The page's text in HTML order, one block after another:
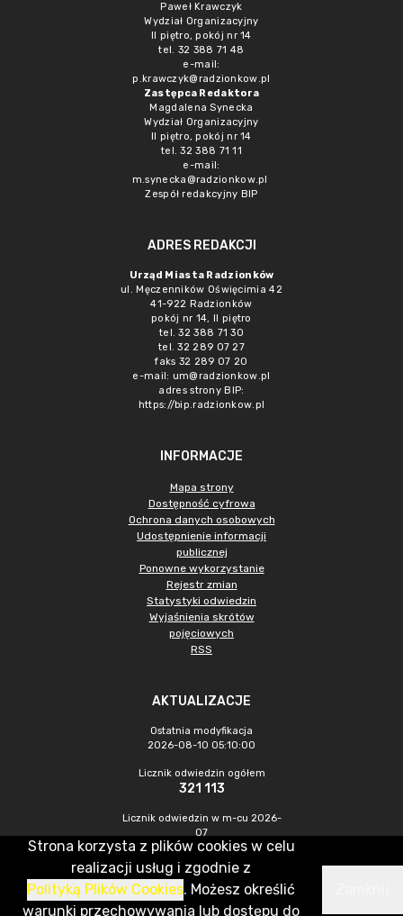
Paweł Krawczyk
Wydział Organizacyjny
II piętro, pokój nr 14
tel. 32 388 71 48
e-mail:
p.krawczyk@radzionkow.pl
Zastępca Redaktora
Magdalena Synecka
Wydział Organizacyjny
II piętro, pokój nr 14
tel. 32 388 71 11
e-mail:
m.synecka@radzionkow.pl
Zespół redakcyjny BIP
ADRES REDAKCJI
Urząd Miasta Radzionków
ul. Męczenników Oświęcimia 42
41-922 Radzionków
pokój nr 14, II piętro
tel. 32 388 71 30
tel. 32 289 07 27
faks 32 289 07 20
e-mail: um@radzionkow.pl
adres strony BIP:
https://bip.radzionkow.pl
INFORMACJE
Mapa strony
Dostępność cyfrowa
Ochrona danych osobowych
Udostępnienie informacji
publicznej
Ponowne wykorzystanie
Rejestr zmian
Statystyki odwiedzin
Wyjaśnienia skrótów
pojęciowych
RSS
AKTUALIZACJE
Ostatnia modyfikacja
2026-08-10 05:10:00
Licznik odwiedzin ogółem
321 113
Licznik odwiedzin w m-cu 2026-
07
1 172
CMS & Hosting: Nefeni Sp. z o.o.
Strona korzysta z plików cookies w celu
realizacji usług i zgodnie z
Polityką Plików Cookies. Możesz określić
warunki przechowywania lub dostępu do